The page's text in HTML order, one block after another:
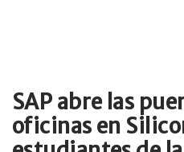
SAP abre las
oficinas en